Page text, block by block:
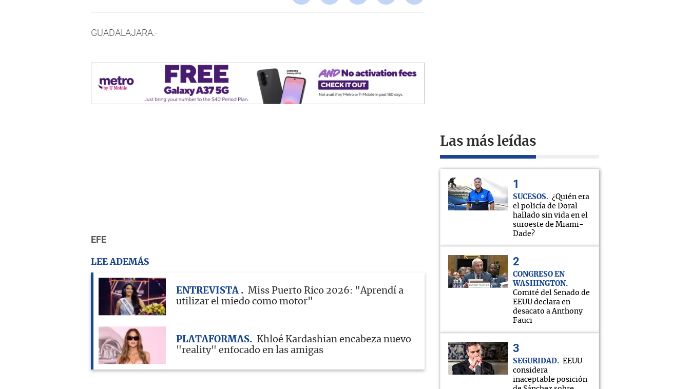
GUADALAJARA.-
EFE
LEE ADEMÁS
ENTREVISTA
Miss Puerto Rico 2026: "Aprendí a
utilizar el miedo como motor"
PLATAFORMAS
Khloé Kardashian encabeza nuevo
"reality" enfocado en las amigas
Las más leídas
SUCESOS
¿Quién era
el policía de Doral
hallado sin vida en el
suroeste de Miami-
Dade?
CONGRESO EN
WASHINGTON
Comité del Senado de
EEUU declara en
desacato a Anthony
Fauci
SEGURIDAD
EEUU
considera
inaceptable posición